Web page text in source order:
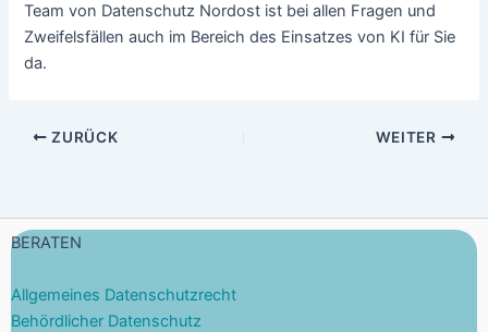
Team von Datenschutz Nordost ist bei allen Fragen und
Zweifelsfällen auch im Bereich des Einsatzes von KI für Sie
da.
ZURÜCK WEITER
BERATEN
Allgemeines Datenschutzrecht
Behördlicher Datenschutz